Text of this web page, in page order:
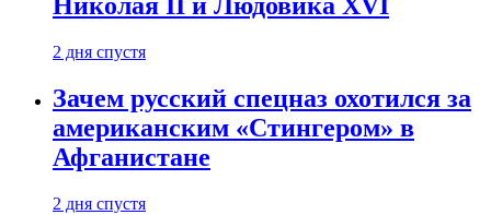
Николая II и Людовика XVI
2 дня спустя
Зачем русский спецназ охотился за
американским «Стингером» в
Афганистане
2 дня спустя